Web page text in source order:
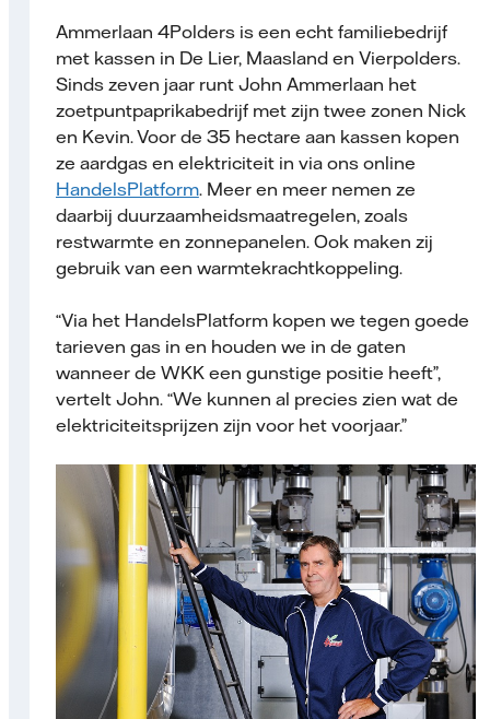
Ammerlaan 4Polders is een echt familiebedrijf
met kassen in De Lier, Maasland en Vierpolders.
Sinds zeven jaar runt John Ammerlaan het
zoetpuntpaprikabedrijf met zijn twee zonen Nick
en Kevin. Voor de 35 hectare aan kassen kopen
ze aardgas en elektriciteit in via ons online
HandelsPlatform. Meer en meer nemen ze
daarbij duurzaamheids­maatregelen, zoals
restwarmte en zonnepanelen. Ook maken zij
gebruik van een warmtekrachtkoppeling.
“Via het HandelsPlatform kopen we tegen goede
tarieven gas in en houden we in de gaten
wanneer de WKK een gunstige positie heeft”,
vertelt John. “We kunnen al precies zien wat de
elektriciteitsprijzen zijn voor het voorjaar.”